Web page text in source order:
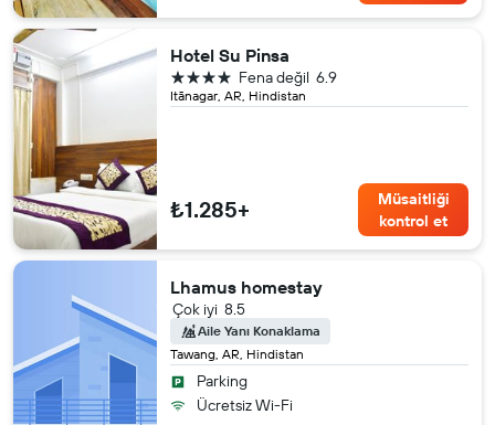
Hotel Su Pinsa
Itānagar, AR, Hindistan
6.9
Fena değil
4 yıldız
₺1.285+
Müsaitliği
kontrol et
Lhamus homestay
Tawang, AR, Hindistan
8.5
Çok iyi
Aile Yanı Konaklama
Parking
Ücretsiz Wi-Fi